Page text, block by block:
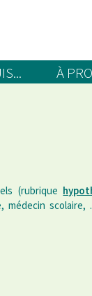
À
(rubrique
médecin